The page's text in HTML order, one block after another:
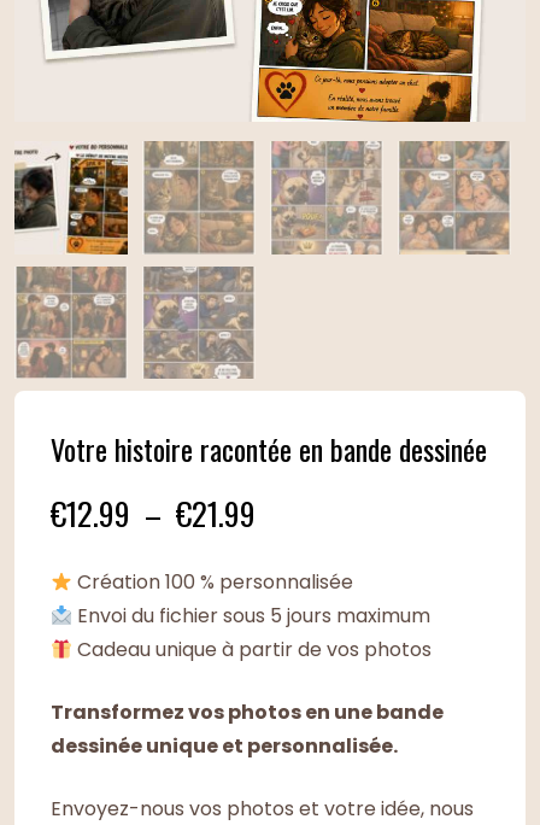
Votre histoire racontée en bande dessinée
€12.99 – €21.99
de
prix :
à
€21.99
Création 100 % personnalisée
Envoi du fichier sous 5 jours maximum
Cadeau unique à partir de vos photos
Transformez vos photos en une bande
dessinée unique et personnalisée.
Envoyez-nous vos photos et votre idée, nous